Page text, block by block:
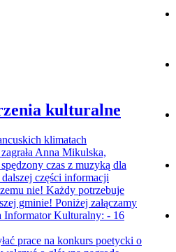
kulturalne
klimatach
Anna Mikulska,
czas z muzyką dla
części informacji
nie! Każdy potrzebuje
gminie! Poniżej załączamy
Informator Kulturalny: - 16
prace na konkurs poetycki o